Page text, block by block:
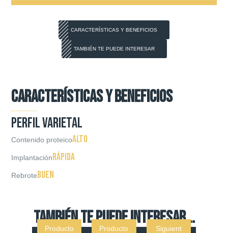
CARACTERÍSTICAS Y BENEFICIOS
TAMBIÉN TE PUEDE INTERESAR
CARACTERÍSTICAS Y BENEFICIOS
PERFIL VARIETAL
Contenido proteicoAlto
ImplantaciónRápida
RebroteBuen
TAMBIÉN TE PUEDE INTERESAR...
Producto
Producto
Siguient